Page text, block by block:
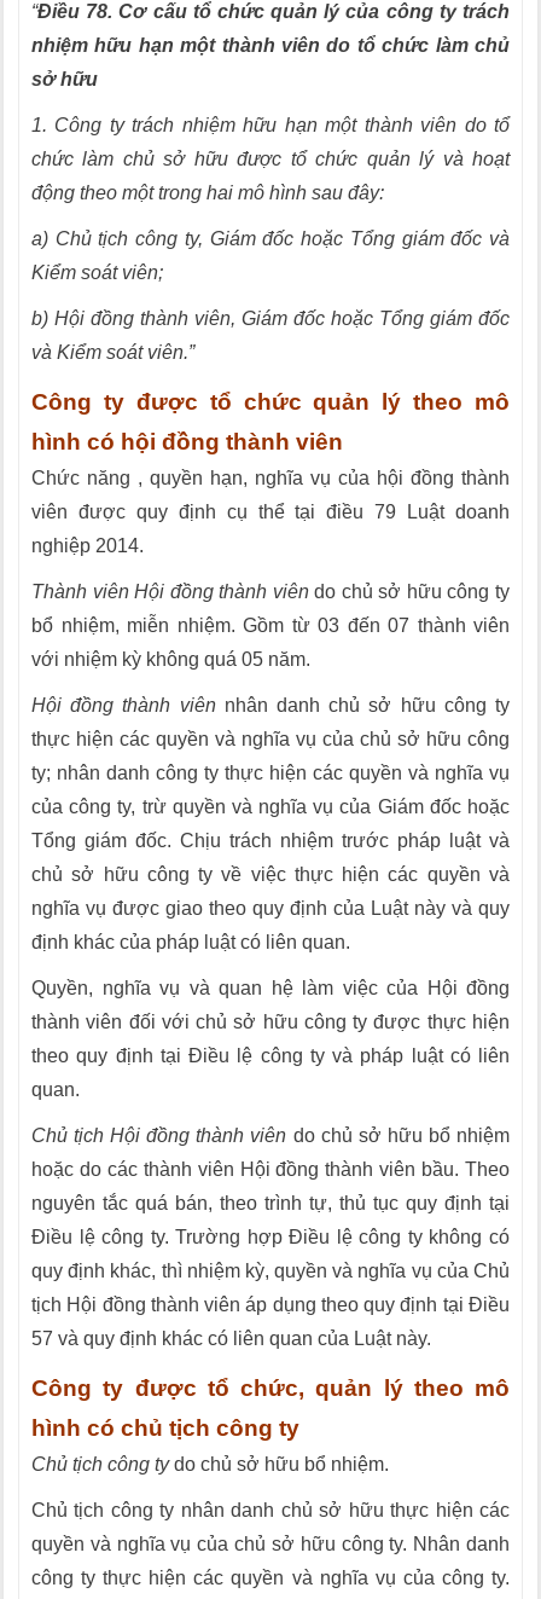
“Điều 78. Cơ cấu tổ chức quản lý của công ty trách
nhiệm hữu hạn một thành viên do tổ chức làm chủ
sở hữu
1. Công ty trách nhiệm hữu hạn một thành viên do tổ
chức làm chủ sở hữu được tổ chức quản lý và hoạt
động theo một trong hai mô hình sau đây:
a) Chủ tịch công ty, Giám đốc hoặc Tổng giám đốc và
Kiểm soát viên;
b) Hội đồng thành viên, Giám đốc hoặc Tổng giám đốc
và Kiểm soát viên.”
Công ty được tổ chức quản lý theo mô
hình có hội đồng thành viên
Chức năng , quyền hạn, nghĩa vụ của hội đồng thành
viên được quy định cụ thể tại điều 79 Luật doanh
nghiệp 2014.
Thành viên Hội đồng thành viêndo chủ sở hữu công ty
bổ nhiệm, miễn nhiệm. Gồm từ 03 đến 07 thành viên
với nhiệm kỳ không quá 05 năm.
Hội đồng thành viênnhân danh chủ sở hữu công ty
thực hiện các quyền và nghĩa vụ của chủ sở hữu công
ty; nhân danh công ty thực hiện các quyền và nghĩa vụ
của công ty, trừ quyền và nghĩa vụ của Giám đốc hoặc
Tổng giám đốc. Chịu trách nhiệm trước pháp luật và
chủ sở hữu công ty về việc thực hiện các quyền và
nghĩa vụ được giao theo quy định của Luật này và quy
định khác của pháp luật có liên quan.
Quyền, nghĩa vụ và quan hệ làm việc của Hội đồng
thành viên đối với chủ sở hữu công ty được thực hiện
theo quy định tại Điều lệ công ty và pháp luật có liên
quan.
Chủ tịch Hội đồng thành viên do chủ sở hữu bổ nhiệm
hoặc do các thành viên Hội đồng thành viên bầu. Theo
nguyên tắc quá bán, theo trình tự, thủ tục quy định tại
Điều lệ công ty. Trường hợp Điều lệ công ty không có
quy định khác, thì nhiệm kỳ, quyền và nghĩa vụ của Chủ
tịch Hội đồng thành viên áp dụng theo quy định tại Điều
57 và quy định khác có liên quan của Luật này.
Công ty được tổ chức, quản lý theo mô
hình có chủ tịch công ty
Chủ tịch công tydo chủ sở hữu bổ nhiệm.
Chủ tịch công ty nhân danh chủ sở hữu thực hiện các
quyền và nghĩa vụ của chủ sở hữu công ty. Nhân danh
công ty thực hiện các quyền và nghĩa vụ của công ty.